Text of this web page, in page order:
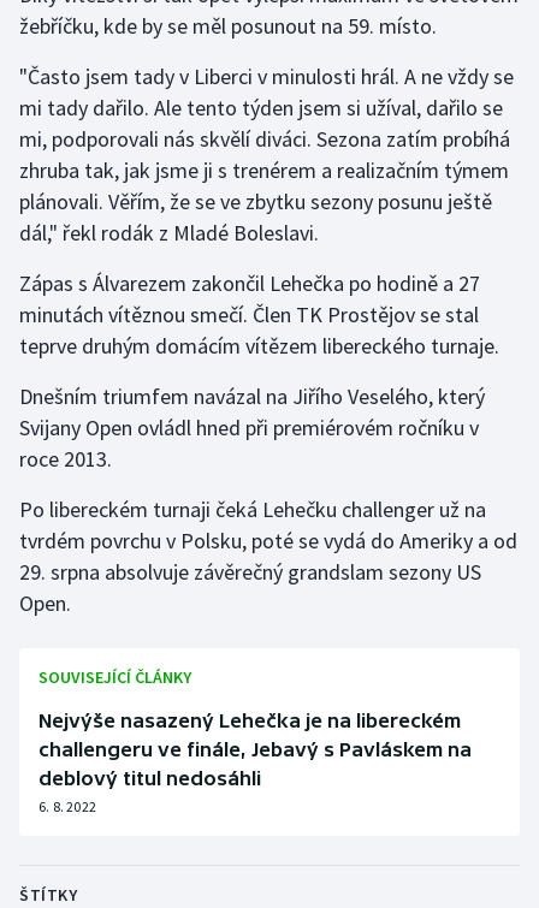
Krasobruslení
Lezení
Lyže a snowboard
Moderní pětiboj
Motorsport
Olympijské hry
Parasport
Plavání
Ragby
Short track
Sportovní střelba
Triatlon
žebříčku, kde by se měl posunout na 59. místo.
"Často jsem tady v Liberci v minulosti hrál. A ne vždy se
mi tady dařilo. Ale tento týden jsem si užíval, dařilo se
mi, podporovali nás skvělí diváci. Sezona zatím probíhá
zhruba tak, jak jsme ji s trenérem a realizačním týmem
plánovali. Věřím, že se ve zbytku sezony posunu ještě
dál," řekl rodák z Mladé Boleslavi.
Zápas s Álvarezem zakončil Lehečka po hodině a 27
minutách vítěznou smečí. Člen TK Prostějov se stal
teprve druhým domácím vítězem libereckého turnaje.
Dnešním triumfem navázal na Jiřího Veselého, který
Svijany Open ovládl hned při premiérovém ročníku v
roce 2013.
Po libereckém turnaji čeká Lehečku challenger už na
tvrdém povrchu v Polsku, poté se vydá do Ameriky a od
29. srpna absolvuje závěrečný grandslam sezony US
Open.
SOUVISEJÍCÍ ČLÁNKY
Nejvýše nasazený Lehečka je na libereckém
challengeru ve finále, Jebavý s Pavláskem na
deblový titul nedosáhli
6. 8. 2022
ŠTÍTKY